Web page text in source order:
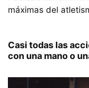
máximas del
Casi todas las
con una mano o